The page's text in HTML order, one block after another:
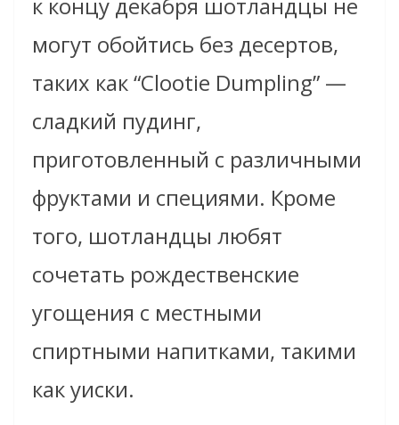
к концу декабря шотландцы не
могут обойтись без десертов,
таких как “Clootie Dumpling” —
сладкий пудинг,
приготовленный с различными
фруктами и специями. Кроме
того, шотландцы любят
сочетать рождественские
угощения с местными
спиртными напитками, такими
как уиски.